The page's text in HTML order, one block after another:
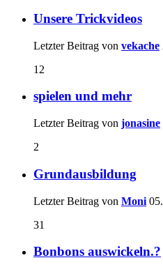
Unsere Trickvideos
Letzter Beitrag von vekache
12
spielen und mehr
Letzter Beitrag von jonasine
2
Grundausbildung
Letzter Beitrag von Moni
31
Bonbons auswickeln.?